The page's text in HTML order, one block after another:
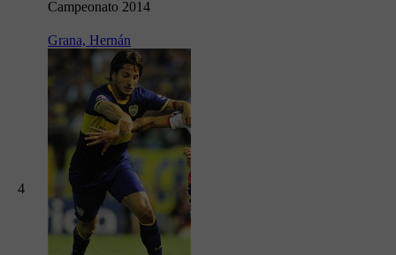
Campeonato 2014
4
Grana, Hernán